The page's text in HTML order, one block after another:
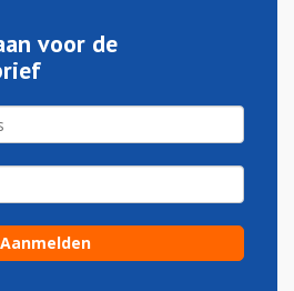
voor de